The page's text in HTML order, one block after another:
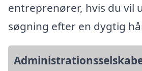
entreprenører, hvis du vil
søgning efter en dygtig